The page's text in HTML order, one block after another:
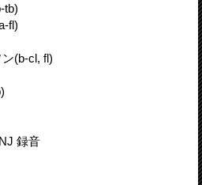
tb)
fl)
(b-cl, fl)
録音